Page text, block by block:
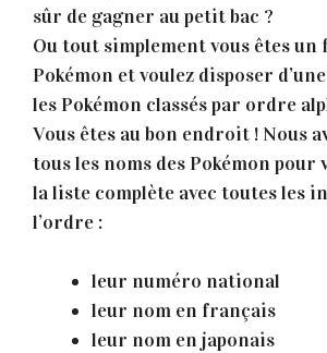
sûr de gagner au petit bac ?
Ou tout simplement vous êtes un
Pokémon et voulez disposer
les Pokémon classés par ordre
Vous êtes au bon endroit ! Nous
tous les noms des Pokémon pour
la liste complète avec toutes les
l’ordre :
leur numéro national
leur nom en français
leur nom en japonais